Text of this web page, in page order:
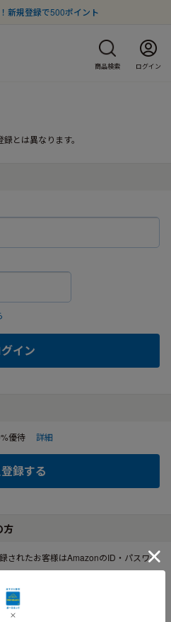
新規登録で500ポイント
商品検索 ログイン
とは異なります。
イン
優待 詳細
録する
方
されたお客様はAmazonのID・パスワー